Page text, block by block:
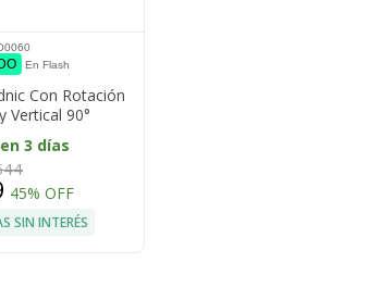
En Flash
Con Rotación
Vertical 90°
Canon Nikon
en 3 días
45% OFF
SIN INTERÉS